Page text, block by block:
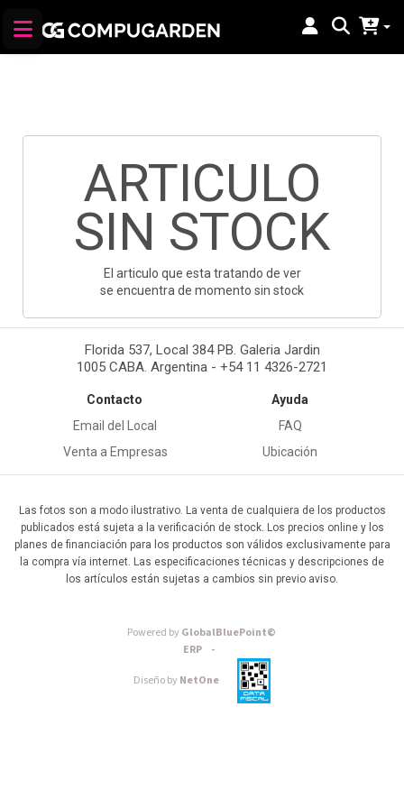
ARTICULO
SIN STOCK
El articulo que esta tratando de ver
se encuentra de momento sin stock
Florida 537, Local 384 PB. Galeria Jardin
1005 CABA. Argentina - +54 11 4326-2721
Contacto
Email del Local
Venta a Empresas
Ayuda
FAQ
Ubicación
Las fotos son a modo ilustrativo. La venta de cualquiera de los productos
publicados está sujeta a la verificación de stock. Los precios online y los
planes de financiación para los productos son válidos exclusivamente para
la compra vía internet. Las especificaciones técnicas y descripciones de
los artículos están sujetas a cambios sin previo aviso.
Powered byGlobalBluePoint©
ERP -
Diseño byNetOne